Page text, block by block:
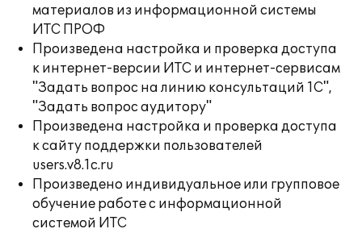
материалов из информационной системы
ИТС ПРОФ
Произведена настройка и проверка доступа
к интернет-версии ИТС и интернет-сервисам
"Задать вопрос на линию консультаций 1С",
"Задать вопрос аудитору"
Произведена настройка и проверка доступа
к сайту поддержки пользователей
users.v8.1c.ru
Произведено индивидуальное или групповое
обучение работе с информационной
системой ИТС